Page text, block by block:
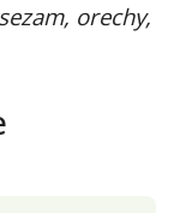
orechy,